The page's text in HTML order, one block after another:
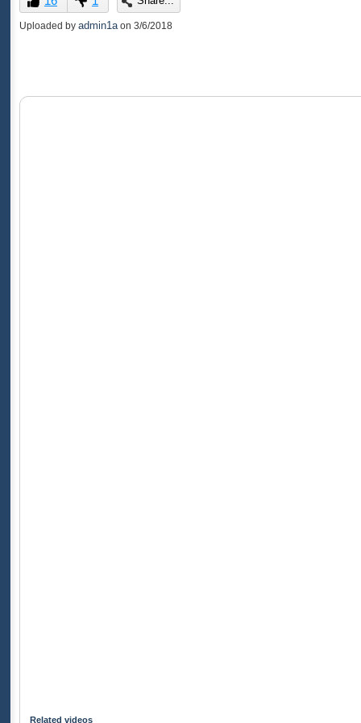
of
0
Uploaded by admin1a on 3/6/2018
Related videos